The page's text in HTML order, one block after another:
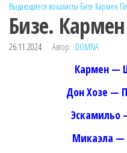
Выдающиеся вокалисты Бизе Кармен
Бизе.
26.11.2024 Автор: DOMNA
Кармен —
Дон Хозе —
Эскамильо
Микаэла —